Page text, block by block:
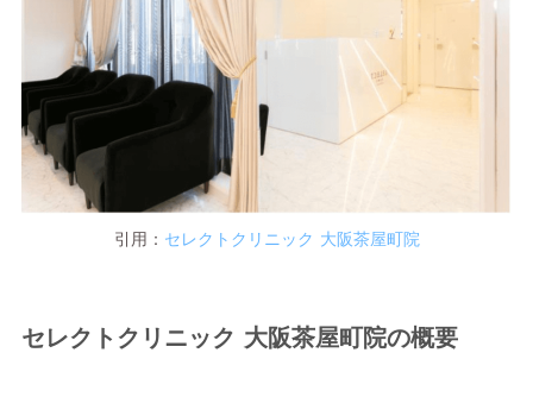
引用： セレクトクリニック 大阪茶屋町院
セレクトクリニック 大阪茶屋町院の概要